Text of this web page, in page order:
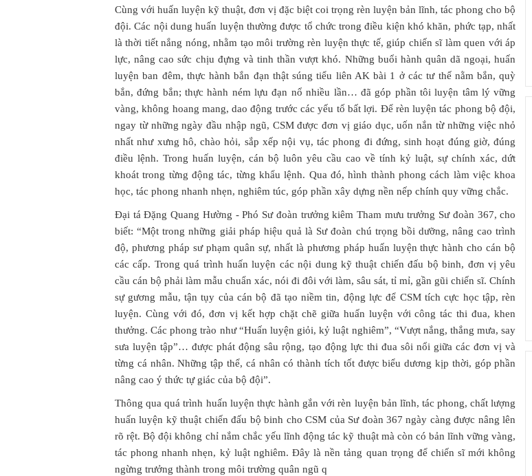
Cùng với huấn luyện kỹ thuật, đơn vị đặc biệt coi trọng rèn luyện bản lĩnh, tác phong cho bộ
đội. Các nội dung huấn luyện thường được tổ chức trong điều kiện khó khăn, phức tạp, nhất
là thời tiết nắng nóng, nhằm tạo môi trường rèn luyện thực tế, giúp chiến sĩ làm quen với áp
lực, nâng cao sức chịu đựng và tinh thần vượt khó. Những buổi hành quân dã ngoại, huấn
luyện ban đêm, thực hành bắn đạn thật súng tiểu liên AK bài 1 ở các tư thế nằm bắn, quỳ
bắn, đứng bắn; thực hành ném lựu đạn nổ nhiều lần… đã góp phần tôi luyện tâm lý vững
vàng, không hoang mang, dao động trước các yếu tố bất lợi. Để rèn luyện tác phong bộ đội,
ngay từ những ngày đầu nhập ngũ, CSM được đơn vị giáo dục, uốn nắn từ những việc nhỏ
nhất như xưng hô, chào hỏi, sắp xếp nội vụ, tác phong đi đứng, sinh hoạt đúng giờ, đúng
điều lệnh. Trong huấn luyện, cán bộ luôn yêu cầu cao về tính kỷ luật, sự chính xác, dứt
khoát trong từng động tác, từng khẩu lệnh. Qua đó, hình thành phong cách làm việc khoa
học, tác phong nhanh nhẹn, nghiêm túc, góp phần xây dựng nền nếp chính quy vững chắc.
Đại tá Đặng Quang Hường - Phó Sư đoàn trưởng kiêm Tham mưu trưởng Sư đoàn 367, cho
biết: “Một trong những giải pháp hiệu quả là Sư đoàn chú trọng bồi dưỡng, nâng cao trình
độ, phương pháp sư phạm quân sự, nhất là phương pháp huấn luyện thực hành cho cán bộ
các cấp. Trong quá trình huấn luyện các nội dung kỹ thuật chiến đấu bộ binh, đơn vị yêu
cầu cán bộ phải làm mẫu chuẩn xác, nói đi đôi với làm, sâu sát, tỉ mỉ, gần gũi chiến sĩ. Chính
sự gương mẫu, tận tụy của cán bộ đã tạo niềm tin, động lực để CSM tích cực học tập, rèn
luyện. Cùng với đó, đơn vị kết hợp chặt chẽ giữa huấn luyện với công tác thi đua, khen
thưởng. Các phong trào như “Huấn luyện giỏi, kỷ luật nghiêm”, “Vượt nắng, thắng mưa, say
sưa luyện tập”… được phát động sâu rộng, tạo động lực thi đua sôi nổi giữa các đơn vị và
từng cá nhân. Những tập thể, cá nhân có thành tích tốt được biểu dương kịp thời, góp phần
nâng cao ý thức tự giác của bộ đội”.
Thông qua quá trình huấn luyện thực hành gắn với rèn luyện bản lĩnh, tác phong, chất lượng
huấn luyện kỹ thuật chiến đấu bộ binh cho CSM của Sư đoàn 367 ngày càng được nâng lên
rõ rệt. Bộ đội không chỉ nắm chắc yếu lĩnh động tác kỹ thuật mà còn có bản lĩnh vững vàng,
tác phong nhanh nhẹn, kỷ luật nghiêm. Đây là nền tảng quan trọng để chiến sĩ mới không
ngừng trưởng thành trong môi trường quân ngũ q